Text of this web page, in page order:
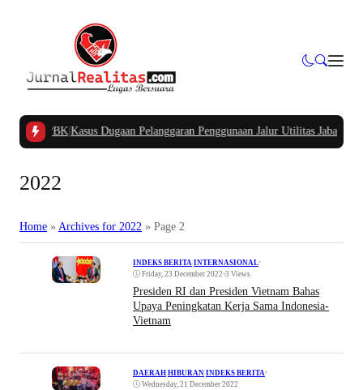
APBK |Kasus Dugaan Pelanggaran Penggunaan Jalur Utilitas Jababeka
2022
Home » Archives for 2022 » Page 2
INDEKS BERITA INTERNASIONAL•
Friday, 23 December 2022 •3 Views
Presiden RI dan Presiden Vietnam Bahas
Upaya Peningkatan Kerja Sama Indonesia-
Vietnam
DAERAH HIBURAN INDEKS BERITA •
Wednesday, 21 December 2022